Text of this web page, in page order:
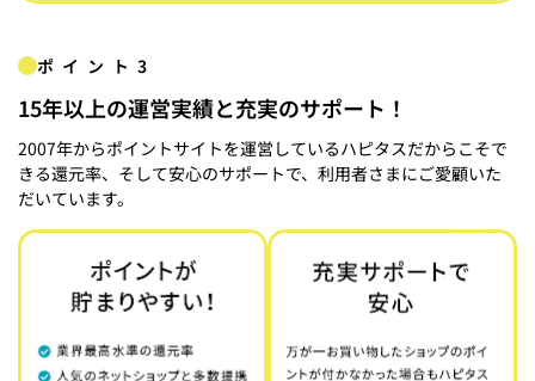
ポイント3
15年以上の運営実績と充実のサポート！
2007年からポイントサイトを運営しているハピタスだからこそで
きる還元率、そして安心のサポートで、利用者さまにご愛顧いた
だいています。